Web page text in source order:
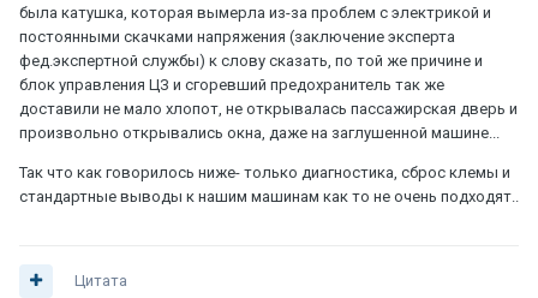
была катушка, которая вымерла из-за проблем с электрикой и
постоянными скачками напряжения (заключение эксперта
фед.экспертной службы) к слову сказать, по той же причине и
блок управления ЦЗ и сгоревший предохранитель так же
доставили не мало хлопот, не открывалась пассажирская дверь и
произвольно открывались окна, даже на заглушенной машине...
Так что как говорилось ниже- только диагностика, сброс клемы и
стандартные выводы к нашим машинам как то не очень подходят..
Цитата